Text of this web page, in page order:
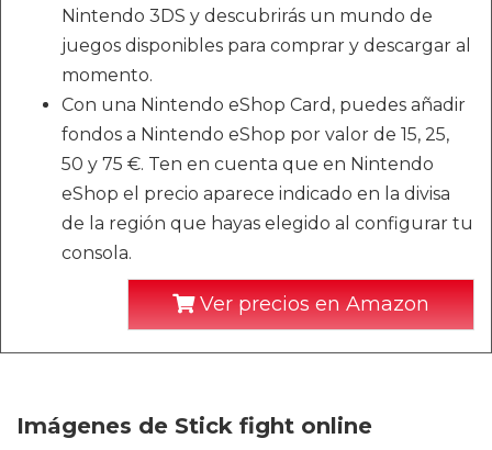
Nintendo 3DS y descubrirás un mundo de
juegos disponibles para comprar y descargar al
momento.
Con una Nintendo eShop Card, puedes añadir
fondos a Nintendo eShop por valor de 15, 25,
50 y 75 €. Ten en cuenta que en Nintendo
eShop el precio aparece indicado en la divisa
de la región que hayas elegido al configurar tu
consola.
Ver precios en Amazon
Imágenes de Stick fight online